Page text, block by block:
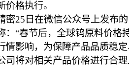
价格执行。
25日在微信公众号上发布的
：“春节后，全球钨原料价格
情影响，为保障产品品质稳
司将对相关产品价格进行合理